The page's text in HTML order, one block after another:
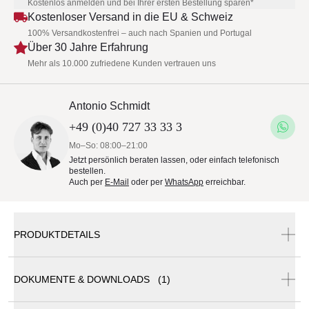
Kostenlos anmelden und bei Ihrer ersten Bestellung sparen*
Kostenloser Versand in die EU & Schweiz
100% Versandkostenfrei – auch nach Spanien und Portugal
Über 30 Jahre Erfahrung
Mehr als 10.000 zufriedene Kunden vertrauen uns
Antonio Schmidt
+49 (0)40 727 33 33 3
Mo–So: 08:00–21:00
Jetzt persönlich beraten lassen, oder einfach telefonisch
bestellen.
Auch per E-Mail oder per WhatsApp erreichbar.
PRODUKTDETAILS
DOKUMENTE & DOWNLOADS (1)